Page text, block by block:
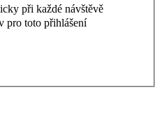
při každé návštěvě
pro toto přihlášení